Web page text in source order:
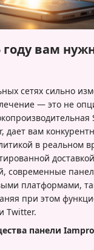
году вам
сетях сильно
— это не
дает вам
в реальном
современные
платформами,
при этом
Twitter.
панели